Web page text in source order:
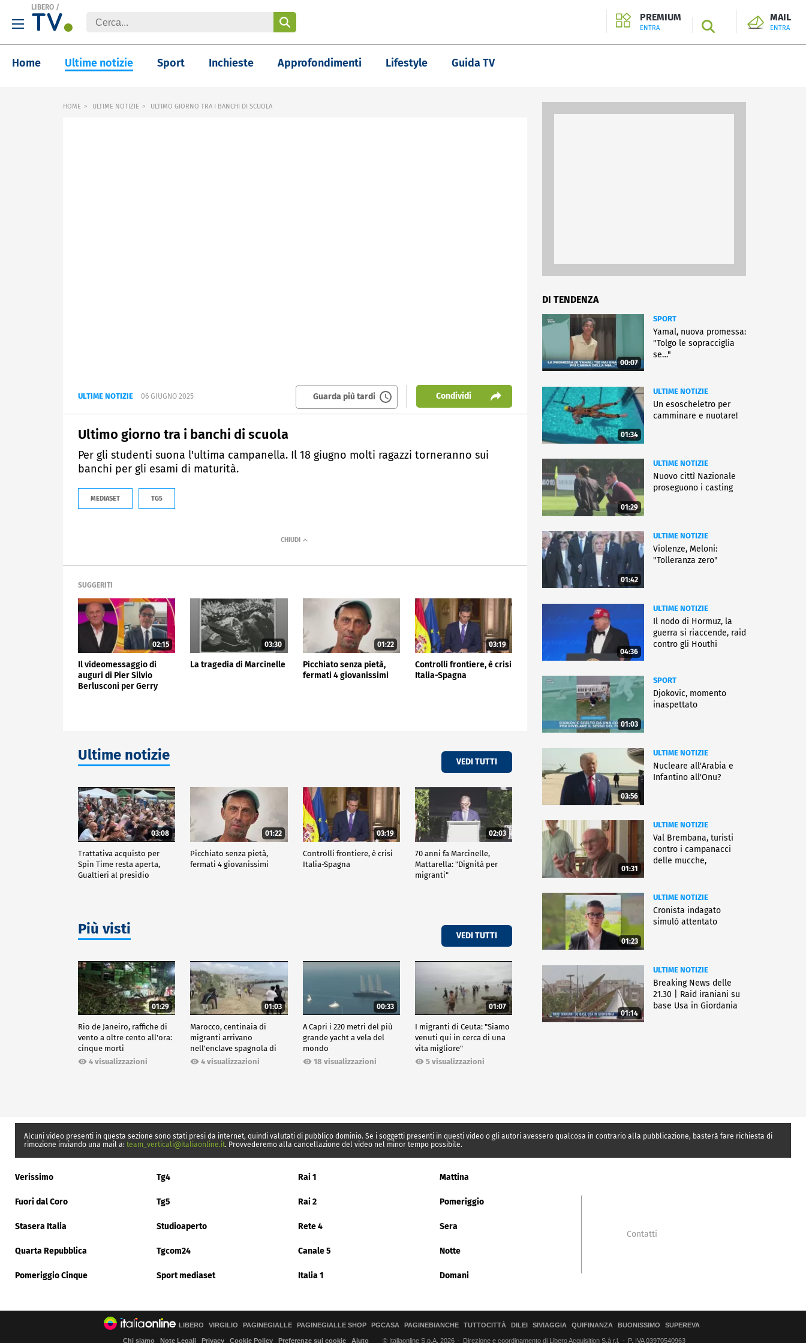
LIBERO /
PREMIUM
ENTRA SEARCH
MAIL
ENTRA
Home Ultime notizie Sport Inchieste Approfondimenti Lifestyle Guida TV
HOME ULTIME NOTIZIE ULTIMO GIORNO TRA I BANCHI DI SCUOLA
ULTIME NOTIZIE 06 GIUGNO 2025 Guarda più tardi Condividi
Ultimo giorno tra i banchi di scuola
Per gli studenti suona l'ultima campanella. Il 18 giugno molti ragazzi torneranno sui
banchi per gli esami di maturità.
MEDIASET TG5
SUGGERITI
02:15
Il videomessaggio di
auguri di Pier Silvio
Berlusconi per Gerry
03:30
La tragedia di Marcinelle
01:22
Picchiato senza pietà,
fermati 4 giovanissimi
03:19
Controlli frontiere, è crisi
Italia-Spagna
Ultime notizie VEDI TUTTI
03:08
Trattativa acquisto per
Spin Time resta aperta,
Gualtieri al presidio
01:22
Picchiato senza pietà,
fermati 4 giovanissimi
03:19
Controlli frontiere, è crisi
Italia-Spagna
02:03
70 anni fa Marcinelle,
Mattarella: "Dignità per
migranti"
Più visti VEDI TUTTI
01:29
Rio de Janeiro, raffiche di
vento a oltre cento all'ora:
cinque morti
4 visualizzazioni
01:03
Marocco, centinaia di
migranti arrivano
nell'enclave spagnola di
Ceuta4 visualizzazioni
00:33
A Capri i 220 metri del più
grande yacht a vela del
mondo
18 visualizzazioni
01:07
I migranti di Ceuta: "Siamo
venuti qui in cerca di una
vita migliore"
5 visualizzazioni
DI TENDENZA
00:07
SPORT
Yamal, nuova promessa:
"Tolgo le sopracciglia
se…"
01:34
ULTIME NOTIZIE
Un esoscheletro per
camminare e nuotare!
01:29
ULTIME NOTIZIE
Nuovo cittì Nazionale
proseguono i casting
01:42
ULTIME NOTIZIE
Violenze, Meloni:
"Tolleranza zero"
04:36
ULTIME NOTIZIE
Il nodo di Hormuz, la
guerra si riaccende, raid
contro gli Houthi
01:03
SPORT
Djokovic, momento
inaspettato
03:56
ULTIME NOTIZIE
Nucleare all'Arabia e
Infantino all'Onu?
01:31
ULTIME NOTIZIE
Val Brembana, turisti
contro i campanacci
delle mucche,
01:23
ULTIME NOTIZIE
Cronista indagato
simulò attentato
01:14
ULTIME NOTIZIE
Breaking News delle
21.30 | Raid iraniani su
base Usa in Giordania
Alcuni video presenti in questa sezione sono stati presi da internet, quindi valutati di pubblico dominio. Se i soggetti presenti in questi video o gli autori avessero qualcosa in contrario alla pubblicazione, basterà fare richiesta di
rimozione inviando una mail a: team_verticali@italiaonline.it. Provvederemo alla cancellazione del video nel minor tempo possibile.
Verissimo Tg4 Rai 1 Mattina
Fuori dal Coro Tg5 Rai 2 Pomeriggio
Stasera Italia Studioaperto Rete 4 Sera
Quarta Repubblica Tgcom24 Canale 5 Notte
Pomeriggio Cinque Sport mediaset Italia 1 Domani
Contatti
LIBERO VIRGILIO PAGINEGIALLE PAGINEGIALLE SHOP PGCASA PAGINEBIANCHE TUTTOCITTÀ DILEI SIVIAGGIA QUIFINANZA BUONISSIMO SUPEREVA
Chi siamo Note Legali Privacy Cookie Policy Preferenze sui cookie Aiuto © Italiaonline S.p.A. 2026 Direzione e coordinamento di Libero Acquisition S.á r.l. P. IVA 03970540963